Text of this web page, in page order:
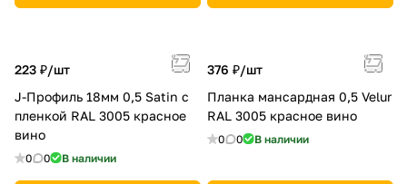
223 ₽/шт
J-Профиль 18мм 0,5 Satin с
пленкой RAL 3005 красное
вино
0 0 В наличии
376 ₽/шт
Планка мансардная 0,5 Velur
RAL 3005 красное вино
0 0 В наличии